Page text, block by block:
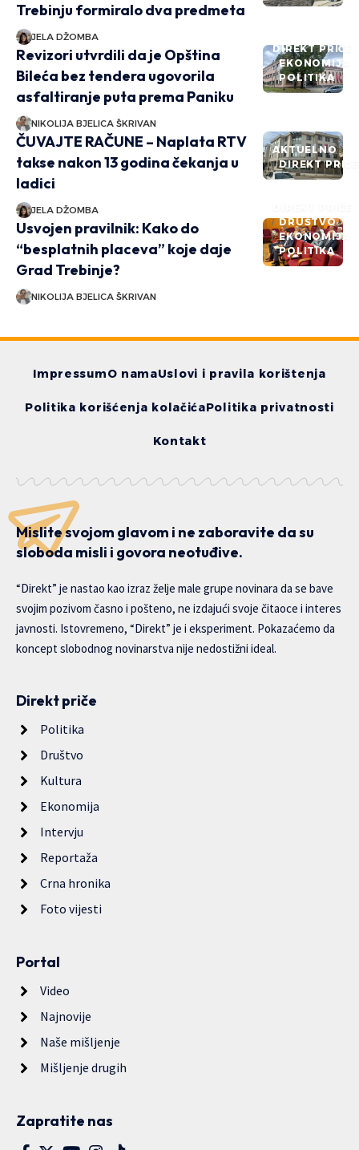
Trebinju formiralo dva predmeta
JELA DŽOMBA
DIREKT PRIČE
EKONOMIJA
POLITIKA
Revizori utvrdili da je Opština
Bileća bez tendera ugovorila
asfaltiranje puta prema Paniku
NIKOLIJA BJELICA ŠKRIVAN
AKTUELNO
DIREKT PRIČE
ČUVAJTE RAČUNE – Naplata RTV
takse nakon 13 godina čekanja u
ladici
JELA DŽOMBA
DRUŠTVO
EKONOMIJA
POLITIKA
Usvojen pravilnik: Kako do
“besplatnih placeva” koje daje
Grad Trebinje?
NIKOLIJA BJELICA ŠKRIVAN
ImpressumO namaUslovi i pravila korištenja
Politika korišćenja kolačićaPolitika privatnosti
Kontakt
Mislite svojom glavom i ne zaboravite da su
sloboda misli i govora neotuđive.
“Direkt” je nastao kao izraz želje male grupe novinara da se bave
svojim pozivom časno i pošteno, ne izdajući svoje čitaoce i interes
javnosti. Istovremeno, “Direkt” je i eksperiment. Pokazaćemo da
koncept slobodnog novinarstva nije nedostižni ideal.
Direkt priče
Politika
Društvo
Kultura
Ekonomija
Intervju
Reportaža
Crna hronika
Foto vijesti
Portal
Video
Najnovije
Naše mišljenje
Mišljenje drugih
Zapratite nas